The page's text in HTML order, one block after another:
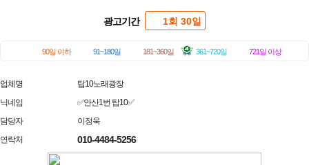
광고기간 1회 30일
90일 이하 91~180일 181~360일 361~720일 721일 이상
업체명
탑10노래광장
닉네임
✅안산1번 탑10✅
담당자
이정욱
연락처
010-4484-5256